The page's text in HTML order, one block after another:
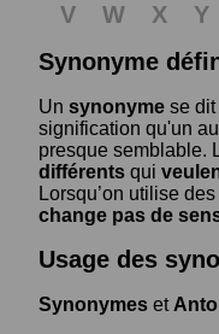
V W X Y
Synonyme
Un synonyme se
signification qu'un
presque semblable.
différents qui
Lorsqu’on utilise des
change pas de
Usage des
Synonymes et